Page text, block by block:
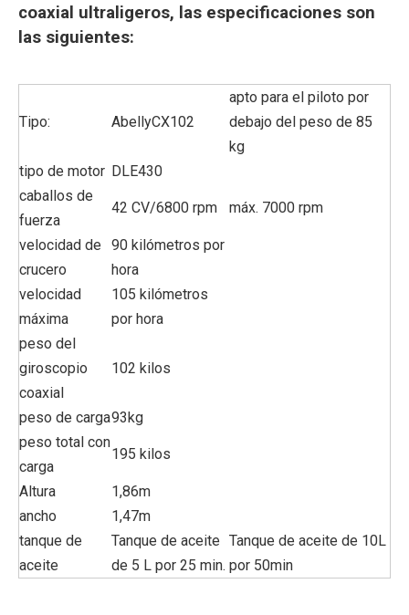
coaxial ultraligeros, las especificaciones son
las siguientes:
Tipo: AbellyCX102
apto para el piloto por
debajo del peso de 85
kg
tipo de motor DLE430
caballos de
fuerza
42 CV/6800 rpm máx. 7000 rpm
velocidad de
crucero
90 kilómetros por
hora
velocidad
máxima
105 kilómetros
por hora
peso del
giroscopio
coaxial
102 kilos
peso de carga93kg
peso total con
carga
195 kilos
Altura
1,86m
ancho
1,47m
tanque de
aceite
Tanque de aceite
de 5 L por 25 min.
Tanque de aceite de 10L
por 50min